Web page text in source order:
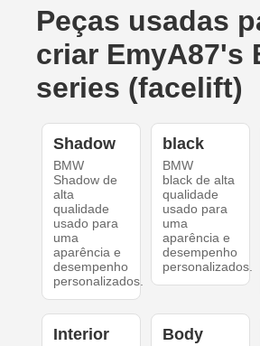
Peças usadas
criar EmyA87's
series (facelift)
Shadow
BMW
Shadow de
alta
qualidade
usado para
uma
aparência e
desempenho
personalizados.
black
BMW
black de alta
qualidade
usado para
uma
aparência e
desempenho
personalizados.
Interior Body